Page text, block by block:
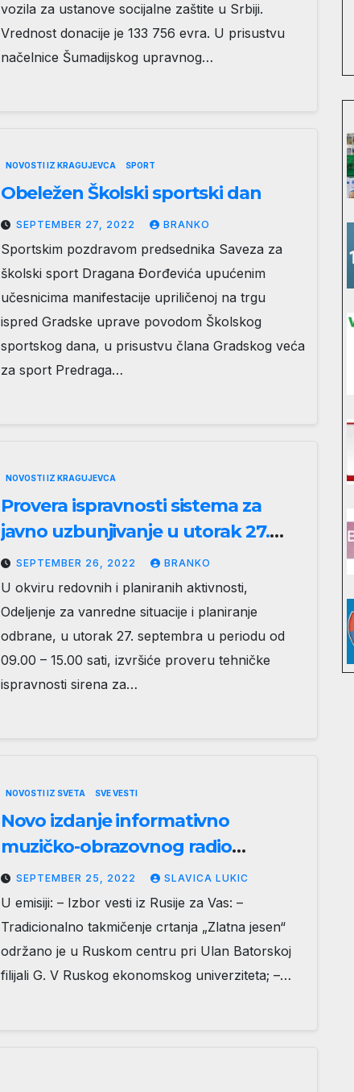
vozila za ustanove socijalne zaštite u Srbiji.
Vrednost donacije je 133 756 evra. U prisustvu
načelnice Šumadijskog upravnog…
NOVOSTI IZ KRAGUJEVCA SPORT
Obeležen Školski sportski dan
SEPTEMBER 27, 2022 BRANKO
Sportskim pozdravom predsednika Saveza za
školski sport Dragana Đorđevića upućenim
učesnicima manifestacije upriličenoj na trgu
ispred Gradske uprave povodom Školskog
sportskog dana, u prisustvu člana Gradskog veća
za sport Predraga…
NOVOSTI IZ KRAGUJEVCA
Provera ispravnosti sistema za
javno uzbunjivanje u utorak 27.
septembra
SEPTEMBER 26, 2022 BRANKO
U okviru redovnih i planiranih aktivnosti,
Odeljenje za vanredne situacije i planiranje
odbrane, u utorak 27. septembra u periodu od
09.00 – 15.00 sati, izvršiće proveru tehničke
ispravnosti sirena za…
NOVOSTI IZ SVETA SVE VESTI
Novo izdanje informativno
muzičko-obrazovnog radio
programa na ruskom jeziku Prozor
u Rusiju 25.09.2022. godine
SEPTEMBER 25, 2022 SLAVICA LUKIC
U emisiji: – Izbor vesti iz Rusije za Vas: –
Tradicionalno takmičenje crtanja „Zlatna jesen“
održano je u Ruskom centru pri Ulan Batorskoj
filijali G. V Ruskog ekonomskog univerziteta; –…